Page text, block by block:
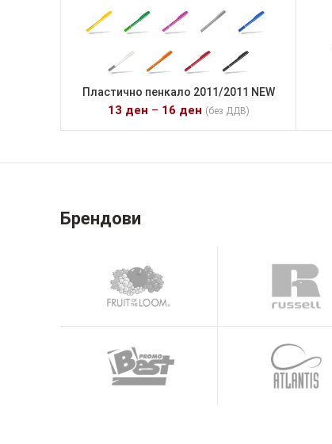
Пластично пенкало 2011/2011 NEW
13 ден – 16 ден (без ДДВ)
Брендови